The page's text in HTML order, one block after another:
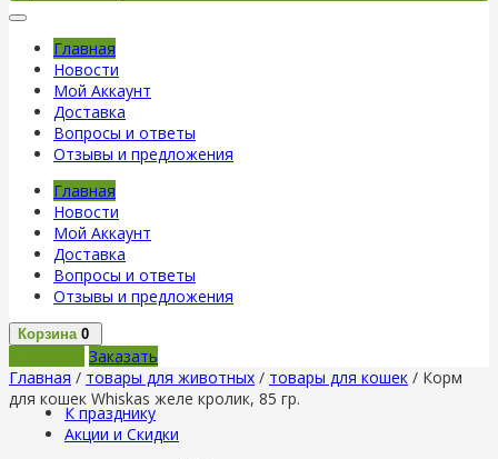
Главная
Новости
Мой Аккаунт
Доставка
Вопросы и ответы
Отзывы и предложения
Главная
Новости
Мой Аккаунт
Доставка
Вопросы и ответы
Отзывы и предложения
Корзина 0
Заказать
Главная / товары для животных / товары для кошек / Корм
для кошек Whiskas желе кролик, 85 гр.
К празднику
Акции и Скидки